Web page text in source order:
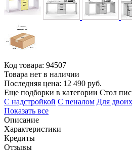
Код товара: 94507
Товара нет в наличии
Последняя цена: 12 490 руб.
Еще подборки в категории Стол
C надстройкой C пеналом Для двоих
Показать все
Описание
Характеристики
Кредиты
Отзывы